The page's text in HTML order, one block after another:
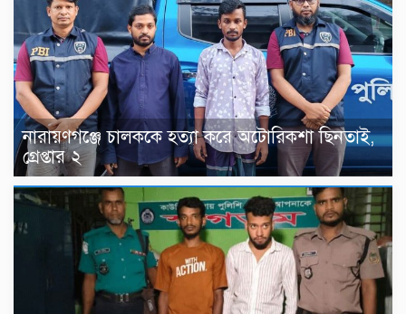
নারায়ণগঞ্জে চালককে হত্যা করে অটোরিকশা ছিনতাই,
গ্রেপ্তার ২